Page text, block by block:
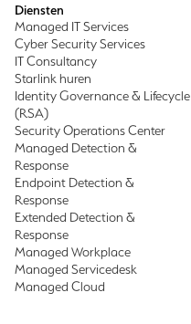
Diensten
Managed IT Services
Cyber Security Services
IT Consultancy
Starlink huren
Identity Governance & Lifecycle
(RSA)
Security Operations Center
Managed Detection &
Response
Endpoint Detection &
Response
Extended Detection &
Response
Managed Workplace
Managed Servicedesk
Managed Cloud